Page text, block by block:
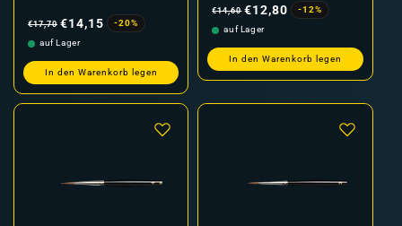
Preis
€17,70 €14,15
-20%
auf Lager
In den Warenkorb legen
Preis
€14,60 €12,80
-12%
auf Lager
In den Warenkorb legen